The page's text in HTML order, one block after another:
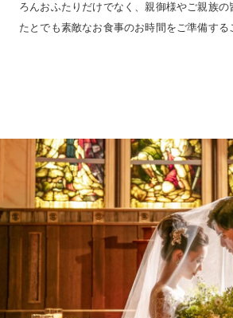
ろんおふたりだけでなく、親御様やご親族の
たとでも素敵なお食事のお時間をご準備する